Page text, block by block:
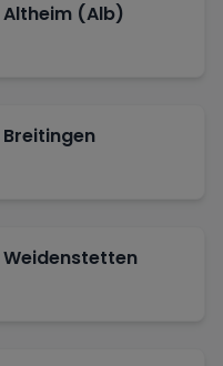
Altheim (Alb)
Breitingen
Weidenstetten